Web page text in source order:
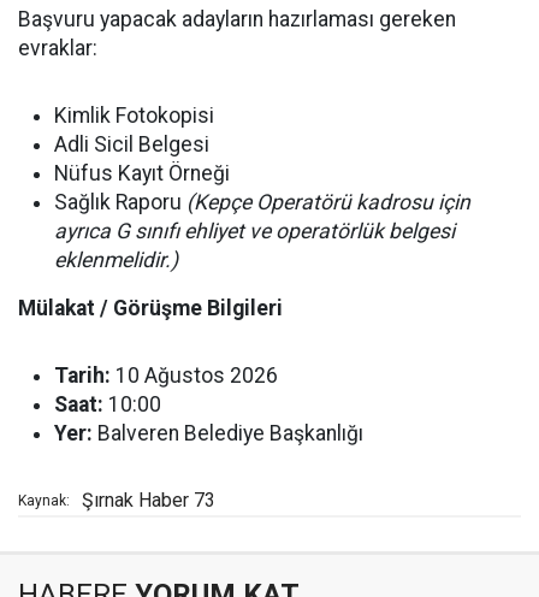
Başvuru yapacak adayların hazırlaması gereken
evraklar:
Kimlik Fotokopisi
Adli Sicil Belgesi
Nüfus Kayıt Örneği
Sağlık Raporu (Kepçe Operatörü kadrosu için
ayrıca G sınıfı ehliyet ve operatörlük belgesi
eklenmelidir.)
Mülakat / Görüşme Bilgileri
Tarih: 10 Ağustos 2026
Saat: 10:00
Yer: Balveren Belediye Başkanlığı
Kaynak: Şırnak Haber 73